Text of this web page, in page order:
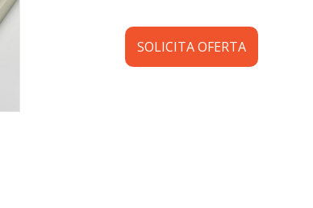
SOLICITA OFERTA